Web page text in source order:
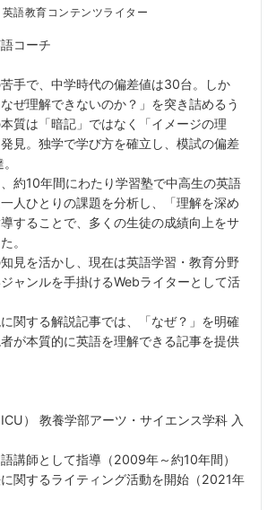
英語教育コンテンツライター
コーチ
手で、中学時代の偏差値は30台。しか
ぜ理解できないのか？」を突き詰めるう
質は「暗記」ではなく「イメージの理
見。独学で学び方を確立し、模試の偏差
約10年間にわたり学習塾で中高生の英語
人ひとりの課題を分析し、「理解を深め
することで、多くの生徒の成績向上をサ
。
見を活かし、現在は英語学習・教育分野
ャンルを手掛けるWebライターとして活
関する解説記事では、「なぜ？」を明確
が本質的に英語を理解できる記事を提供
） 教養学部アーツ・サイエンス学科 入
講師として指導（2009年～約10年間）
関するライティング活動を開始（2021年